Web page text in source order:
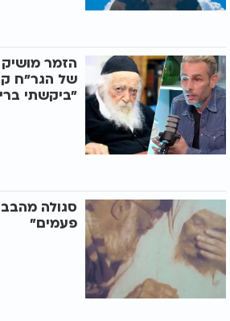
הזמר מושיק
של הגר"ח
"ביקשתי
פעמים"